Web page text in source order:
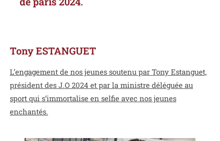
Tony ESTANGUET
L’engagement de nos jeunes soutenu par Tony Estanguet,
président des J.O 2024 et par la ministre déléguée au
sport qui s’immortalise en selfie avec nos jeunes
enchantés.